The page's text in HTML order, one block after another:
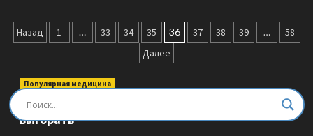
лекарь.
Книга-
оздоровления
(новое
Пагинация
Назад 1 … 33 34 35 36 37 38 39 …
58
Далее
Популярная медицина
Быть врачом. Как помогать, развиваться и не
выгорать